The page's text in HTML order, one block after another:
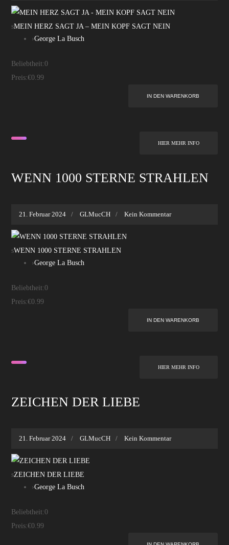
sMEIN HERZ SAGT JA – MEIN KOPF SAGT NEIN
›George La Busch
Beliebtheit:0
Preis:€0.99
HIER MEHR INFO
WENN 1000 STERNE STRAHLEN
21. Februar 2024 GLMucCH Kein Kommentar
sWENN 1000 STERNE STRAHLEN
›George La Busch
Beliebtheit:0
Preis:€0.99
HIER MEHR INFO
ZEICHEN DER LIEBE
21. Februar 2024 GLMucCH Kein Kommentar
sZEICHEN DER LIEBE
›George La Busch
Beliebtheit:0
Preis:€0.99